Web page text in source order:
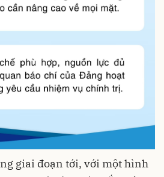
giai đoạn tới, với một hình